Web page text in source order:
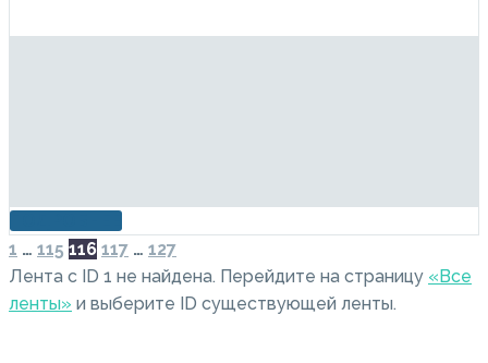
PREV
1 … 115 116 117 … 127NEXT
Лента с ID 1 не найдена. Перейдите на страницу «Все
ленты» и выберите ID существующей ленты.